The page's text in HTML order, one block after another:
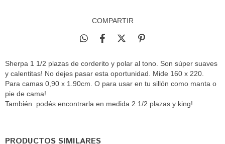
COMPARTIR
Sherpa 1 1/2 plazas de corderito y polar al tono. Son súper suaves
y calentitas! No dejes pasar esta oportunidad. Mide 160 x 220.
Para camas 0,90 x 1.90cm. O para usar en tu sillón como manta o
pie de cama!
También podés encontrarla en medida 2 1/2 plazas y king!
PRODUCTOS SIMILARES